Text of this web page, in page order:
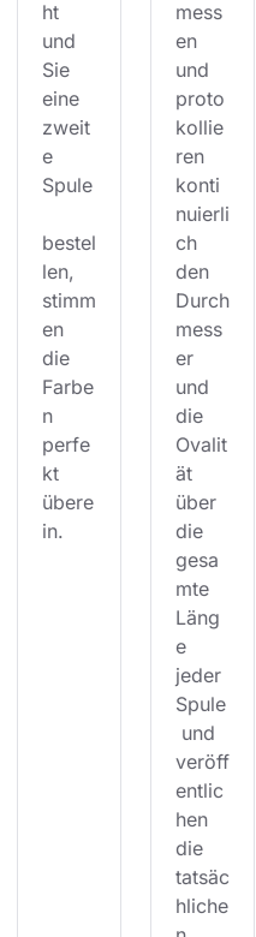
ht
und
Sie
eine
zweit
e
Spule
bestel
len,
stimm
en
die
Farbe
n
perfe
kt
übere
in.
mess
en
und
proto
kollie
ren
konti
nuierli
ch
den
Durch
mess
er
und
die
Ovalit
ät
über
die
gesa
mte
Läng
e
jeder
Spule
und
veröff
entlic
hen
die
tatsäc
hliche